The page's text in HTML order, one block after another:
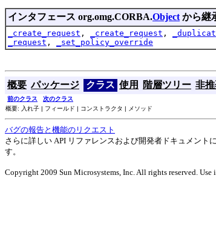
インタフェース org.omg.CORBA.Object から継
_create_request , _create_request ,
_request , _set_policy_override
概要 パッケージ クラス 使用 階層ツリー 非推
前のクラス 次のクラス
概要: 入れ子 | フィールド | コンストラクタ | メソッド
バグの報告と機能のリクエスト
さらに詳しい API リファレンスおよび開発者ドキュメントに
す。
Copyright 2009 Sun Microsystems, Inc. All rights reserved. Use